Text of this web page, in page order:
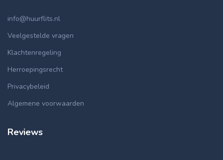
info@huurflits.nl
Veelgestelde vragen
Klachtenregeling
Herroepingsrecht
Privacybeleid
Algemene voorwaarden
Reviews